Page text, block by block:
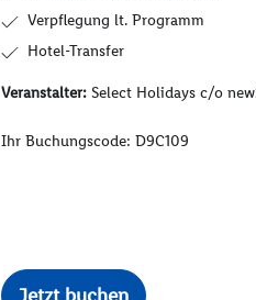
Verpflegung lt. Programm
Hotel-Transfer
Veranstalter:Select Holidays c/o
Ihr Buchungscode:D9C109